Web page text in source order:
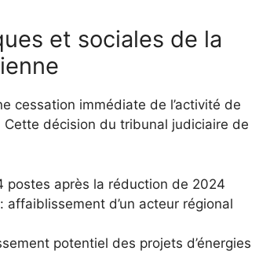
et sociales de la
cessation immédiate de l’activité de
décision du tribunal judiciaire de
postes après la réduction de 2024
: affaiblissement d’un acteur régional
potentiel des projets d’énergies